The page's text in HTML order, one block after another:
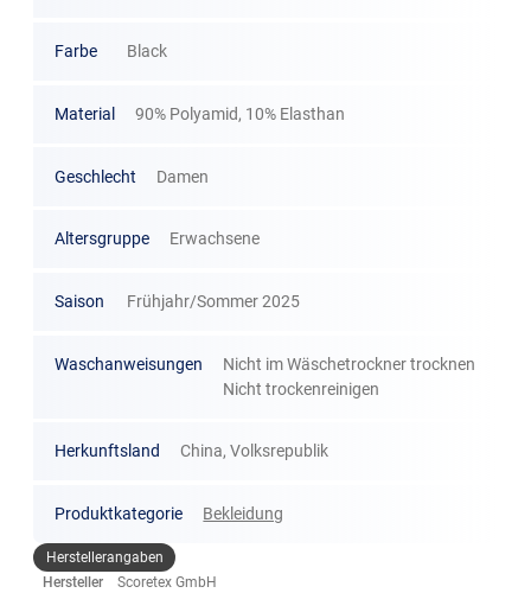
Farbe Black
Material 90% Polyamid, 10% Elasthan
Geschlecht Damen
Altersgruppe Erwachsene
Saison Frühjahr/Sommer 2025
Waschanweisungen
Nicht im Wäschetrockner trocknen
Nicht trockenreinigen
Herkunftsland China, Volksrepublik
Produktkategorie Bekleidung
Herstellerangaben
Hersteller
Scoretex GmbH